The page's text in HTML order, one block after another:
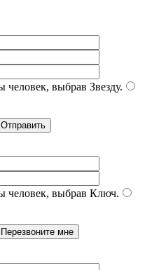
человек, выбрав Звезду.
человек, выбрав Ключ.